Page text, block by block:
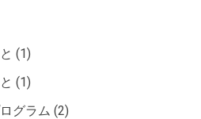
(1)
(1)
グラム (2)